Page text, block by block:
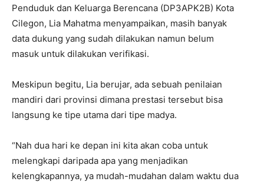
Penduduk dan Keluarga Berencana (DP3APK2B) Kota
Cilegon, Lia Mahatma menyampaikan, masih banyak
data dukung yang sudah dilakukan namun belum
masuk untuk dilakukan verifikasi.
Meskipun begitu, Lia berujar, ada sebuah penilaian
mandiri dari provinsi dimana prestasi tersebut bisa
langsung ke tipe utama dari tipe madya.
“Nah dua hari ke depan ini kita akan coba untuk
melengkapi daripada apa yang menjadikan
kelengkapannya, ya mudah-mudahan dalam waktu dua